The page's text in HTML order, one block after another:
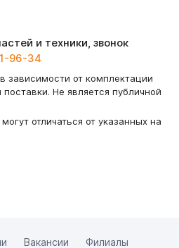
и техники, звонок
96-34
зависимости от комплектации
Не является публичной
отличаться от указанных на
Вакансии Филиалы